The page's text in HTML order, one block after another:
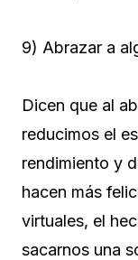
9) Abrazar a
Dicen que al
reducimos el
rendimiento y
hacen más
virtuales, el
sacarnos una